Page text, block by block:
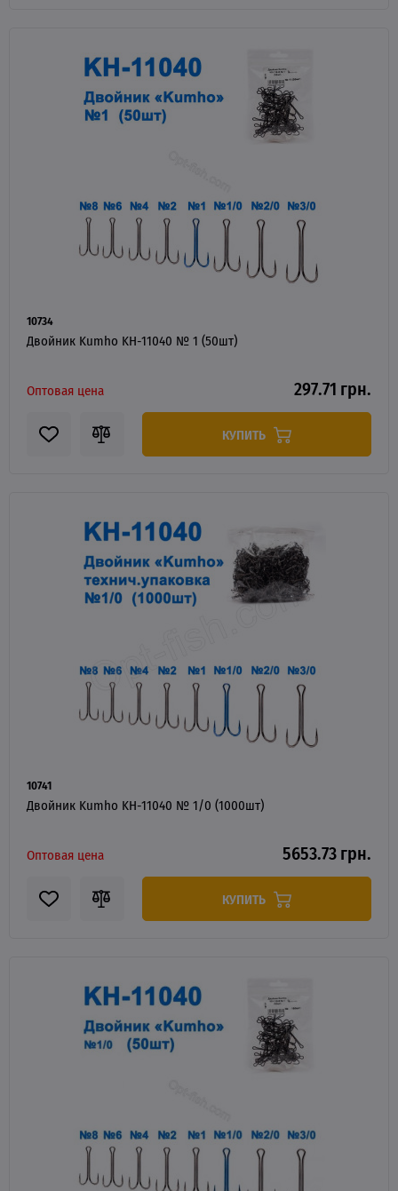
10734
Двойник Kumho KH-11040 № 1 (50шт)
Оптовая цена 297.71 грн.
КУПИТЬ
10741
Двойник Kumho KH-11040 № 1/0 (1000шт)
Оптовая цена 5653.73 грн.
КУПИТЬ